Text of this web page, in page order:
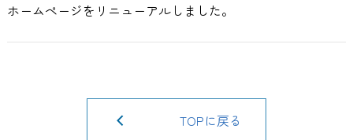
ホームページをリニューアルしました。
TOPに戻る